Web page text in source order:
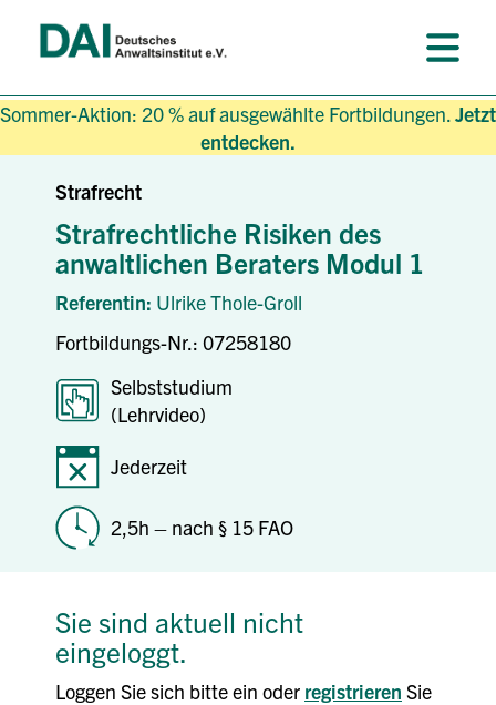
Sommer-Aktion: 20 % auf ausgewählte Fortbildungen.Jetzt
entdecken.
Strafrecht
Strafrechtliche Risiken des
anwaltlichen Beraters Modul 1
Referentin: Ulrike Thole-Groll
Fortbildungs-Nr.: 07258180
Selbststudium
(Lehrvideo)
Jederzeit
2,5h – nach § 15 FAO
Sie sind aktuell nicht
eingeloggt.
Loggen Sie sich bitte ein oder registrieren Sie